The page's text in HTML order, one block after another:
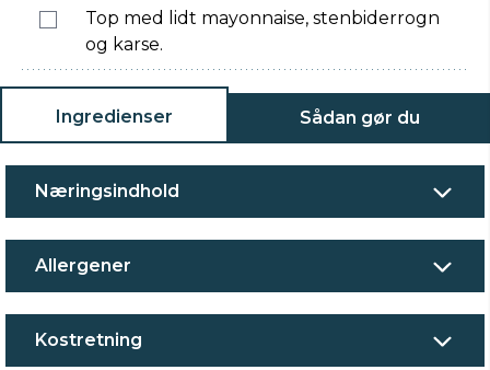
Top med lidt mayonnaise, stenbiderrogn
og karse.
Ingredienser Sådan gør du
Næringsindhold
Allergener
Kostretning